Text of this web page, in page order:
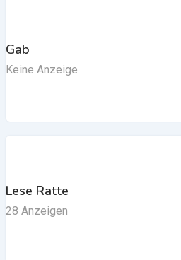
Gab
Keine Anzeige
Lese Ratte
28 Anzeigen